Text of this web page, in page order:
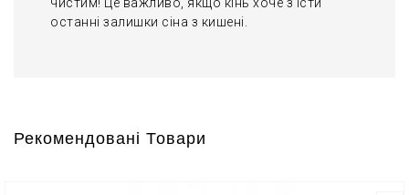
чистим! Це важливо, якщо кінь хоче з'їсти
останні залишки сіна з кишені.
Рекомендовані Товари